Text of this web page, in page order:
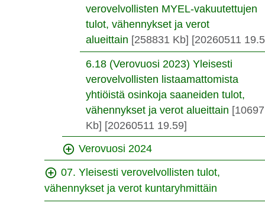
verovelvollisten MYEL-vakuutettujen
tulot, vähennykset ja verot
alueittain [258831 Kb] [20260511
6.18 (Verovuosi 2023) Yleisesti
verovelvollisten listaamattomista
yhtiöistä osinkoja saaneiden tulot,
vähennykset ja verot alueittain [10697
Kb] [20260511 19.59]
Verovuosi 2024
07. Yleisesti verovelvollisten tulot,
vähennykset ja verot kuntaryhmittäin